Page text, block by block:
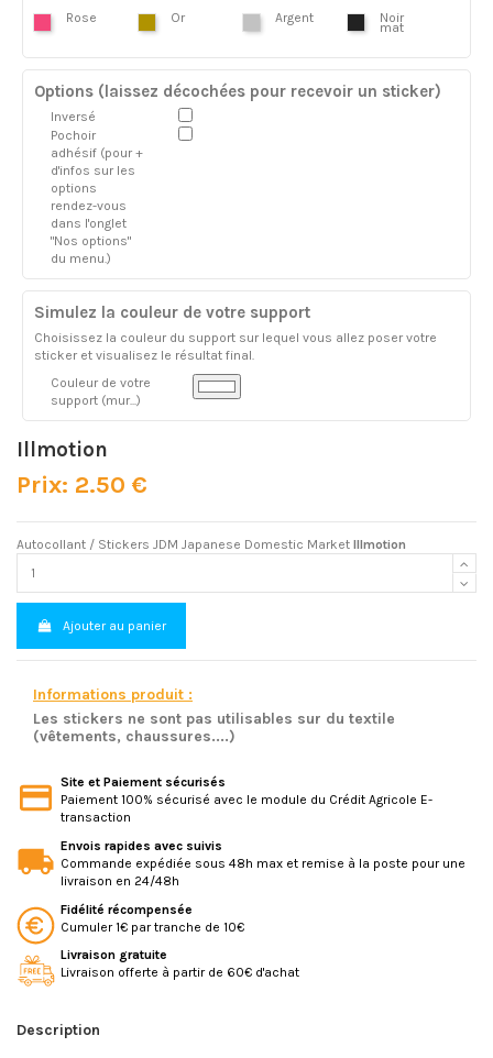
Rose Or Argent Noir
mat
Options (laissez décochées pour recevoir un sticker)
Inversé
Pochoir
adhésif (pour +
d'infos sur les
options
rendez-vous
dans l'onglet
"Nos options"
du menu.)
Simulez la couleur de votre support
Choisissez la couleur du support sur lequel vous allez poser votre
sticker et visualisez le résultat final.
Couleur de votre
support (mur...)
Illmotion
Prix: 2.50 €
Autocollant / Stickers JDM Japanese Domestic Market Illmotion
Ajouter au panier
Informations produit :
Les stickers ne sont pas utilisables sur du textile
(vêtements, chaussures....)
Site et Paiement sécurisés
Paiement 100% sécurisé avec le module du Crédit Agricole E-
transaction
Envois rapides avec suivis
Commande expédiée sous 48h max et remise à la poste pour une
livraison en 24/48h
Fidélité récompensée
Cumuler 1€ par tranche de 10€
Livraison gratuite
Livraison offerte à partir de 60€ d'achat
Description